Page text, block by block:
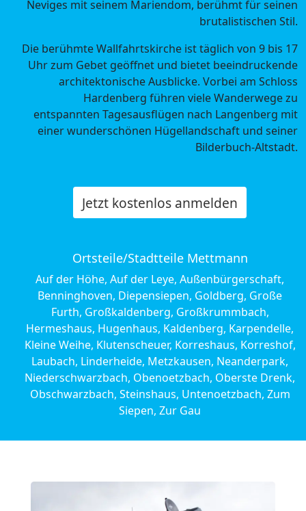
Neviges mit seinem Mariendom, berühmt für seinen
brutalistischen Stil.
Die berühmte Wallfahrtskirche ist täglich von 9 bis 17
Uhr zum Gebet geöffnet und bietet beeindruckende
architektonische Ausblicke. Vorbei am Schloss
Hardenberg führen viele Wanderwege zu
entspannten Tagesausflügen nach Langenberg mit
einer wunderschönen Hügellandschaft und seiner
Bilderbuch-Altstadt.
Jetzt kostenlos anmelden
Ortsteile/Stadtteile Mettmann
Auf der Höhe, Auf der Leye, Außenbürgerschaft,
Benninghoven, Diepensiepen, Goldberg, Große
Furth, Großkaldenberg, Großkrummbach,
Hermeshaus, Hugenhaus, Kaldenberg, Karpendelle,
Kleine Weihe, Klutenscheuer, Korreshaus, Korreshof,
Laubach, Linderheide, Metzkausen, Neanderpark,
Niederschwarzbach, Obenoetzbach, Oberste Drenk,
Obschwarzbach, Steinshaus, Untenoetzbach, Zum
Siepen, Zur Gau